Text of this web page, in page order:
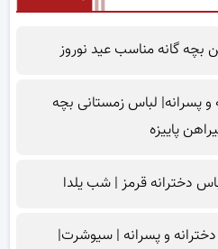
بچه گانه مناسب عید نوروز
و پسرانه| لباس زمستانی بچه
پاییزه
دخترانه قرمز | شب یلدا
دخترانه و پسرانه | سیوشرت|